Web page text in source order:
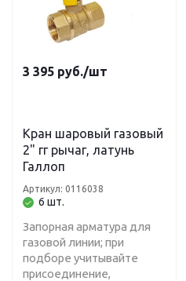
3 395 руб./шт
Кран шаровый газовый
2" гг рычаг, латунь
Галлоп
6 шт.
Артикул: 0116038
Запорная арматура для
газовой линии; при
подборе учитывайте
присоединение,